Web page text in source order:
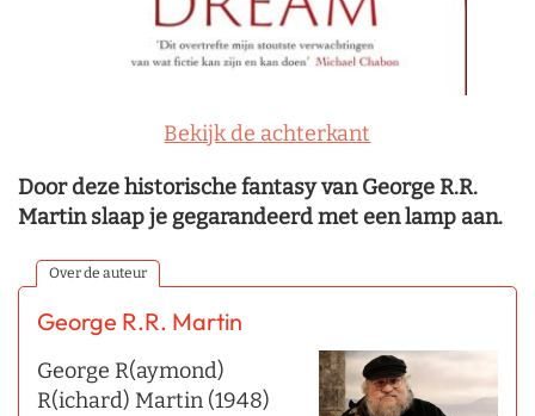
Bekijk de achterkant
Door deze historische fantasy van George R.R.
Martin slaap je gegarandeerd met een lamp aan.
Over de auteur
George R.R. Martin
George R(aymond)
R(ichard) Martin (1948)